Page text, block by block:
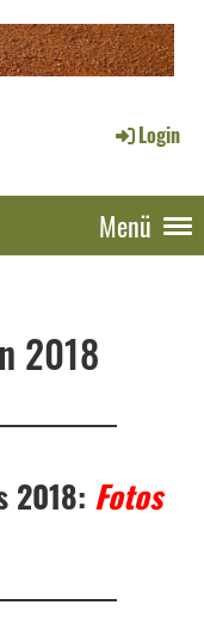
Login
Menü
2018
2018: Fotos